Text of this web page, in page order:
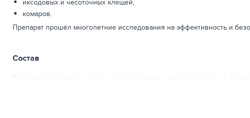
иксодовых и чесоточных клещей,
комаров.
Препарат прошёл многолетние исследования на эффективность и
Состав
В качестве действующих веществ препарат содержит фипронил, S-